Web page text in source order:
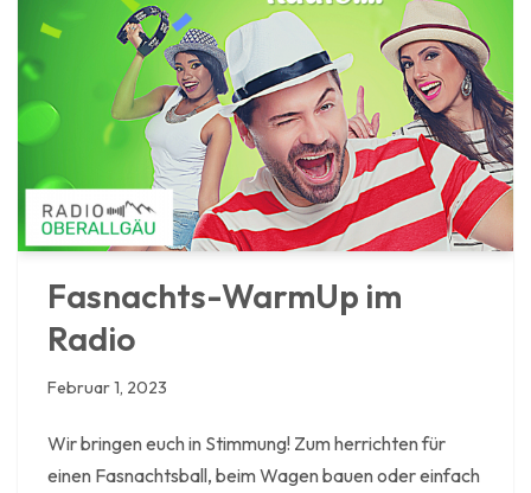
Fasnachts-WarmUp im
Radio
Februar 1, 2023
Wir bringen euch in Stimmung! Zum herrichten für
einen Fasnachtsball, beim Wagen bauen oder einfach